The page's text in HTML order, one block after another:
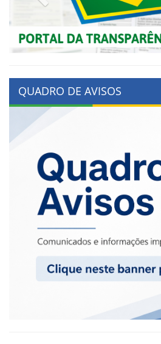
QUADRO DE AVISOS